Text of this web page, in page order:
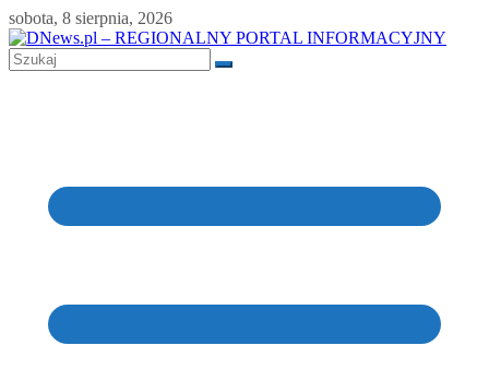
Skip
to
content
sobota, 8 sierpnia, 2026